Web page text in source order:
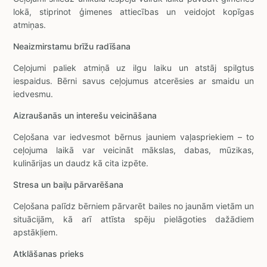
lokā, stiprinot ģimenes attiecības un veidojot kopīgas
atmiņas.
Neaizmirstamu brīžu radīšana
Ceļojumi paliek atmiņā uz ilgu laiku un atstāj spilgtus
iespaidus. Bērni savus ceļojumus atcerēsies ar smaidu un
iedvesmu.
Aizraušanās un interešu veicināšana
Ceļošana var iedvesmot bērnus jauniem vaļaspriekiem – to
ceļojuma laikā var veicināt mākslas, dabas, mūzikas,
kulinārijas un daudz kā cita izpēte.
Stresa un baiļu pārvarēšana
Ceļošana palīdz bērniem pārvarēt bailes no jaunām vietām un
situācijām, kā arī attīsta spēju pielāgoties dažādiem
apstākļiem.
Atklāšanas prieks